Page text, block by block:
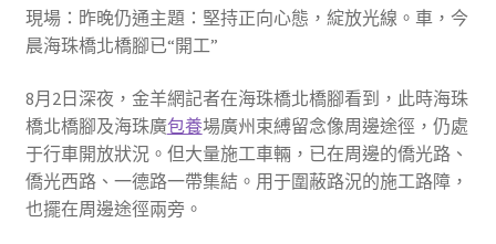
現場：昨晚仍通主題：堅持正向心態，綻放光線。車，今
晨海珠橋北橋腳已“開工”
8月2日深夜，金羊網記者在海珠橋北橋腳看到，此時海珠
橋北橋腳及海珠廣包養場廣州束縛留念像周邊途徑，仍處
于行車開放狀況。但大量施工車輛，已在周邊的僑光路、
僑光西路、一德路一帶集結。用于圍蔽路況的施工路障，
也擺在周邊途徑兩旁。